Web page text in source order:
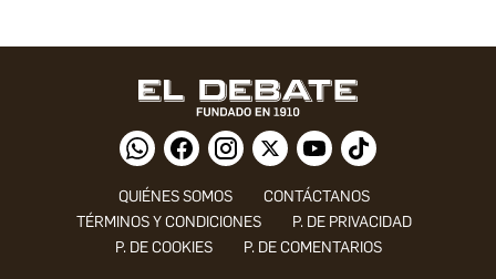
QUIÉNES SOMOS
CONTÁCTANOS
TÉRMINOS Y CONDICIONES
P. DE PRIVACIDAD
P. DE COOKIES
P. DE COMENTARIOS